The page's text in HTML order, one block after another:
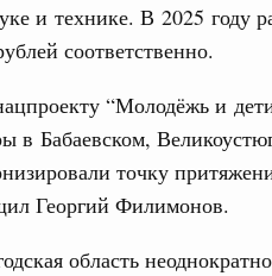
и технике. В 2025 году
соответственно.
“Молодёжь и
в Бабаевском,
точку
Георгий Филимонов.
область
технологий
и Сергей Кравцов
с победой на
Ярославскую